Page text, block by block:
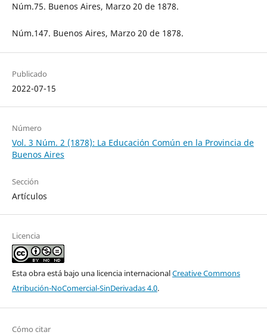
Núm.75. Buenos Aires, Marzo 20 de 1878.
Núm.147. Buenos Aires, Marzo 20 de 1878.
Publicado
2022-07-15
Número
Vol. 3 Núm. 2 (1878): La Educación Común en la Provincia de
Buenos Aires
Sección
Artículos
Licencia
Esta obra está bajo una licencia internacionalCreative Commons
Atribución-NoComercial-SinDerivadas 4.0.
Cómo citar